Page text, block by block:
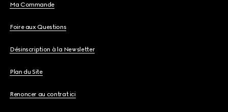
Ma Commande
Foire aux Questions
Désinscription à la Newsletter
Plan du Site
Renoncer au contrat ici